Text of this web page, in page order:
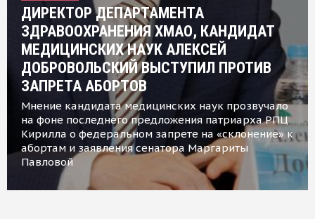
ДИРЕКТОР ДЕПАРТАМЕНТА
ЗДРАВООХРАНЕНИЯ ХМАО, КАНДИДАТ
МЕДИЦИНСКИХ НАУК АЛЕКСЕЙ
ДОБРОВОЛЬСКИЙ ВЫСТУПИЛ ПРОТИВ
ЗАПРЕТА АБОРТОВ
Мнение кандидата медицинских наук прозвучало
на фоне последнего предложения патриарха РПЦ
Кирилла о федеральном запрете на «склонение» к
абортам и заявления сенатора Маргариты
Павловой